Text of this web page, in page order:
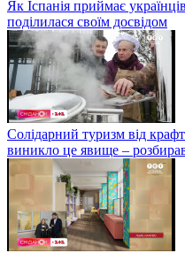
Як Іспанія приймає
поділилася своїм досвідом
Солідарний туризм від
виникло це явище –